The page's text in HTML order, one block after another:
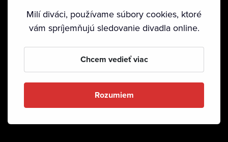
Milí diváci, používame súbory cookies, ktoré
vám spríjemňujú sledovanie divadla online.
Chcem vedieť viac
Rozumiem